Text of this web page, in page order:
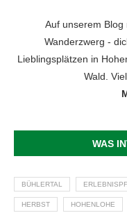
Auf unserem
Wanderzwerg -
Lieblingsplätzen in
Wald.
WAS
BÜHLERTAL
HERBST HOHENLOHE